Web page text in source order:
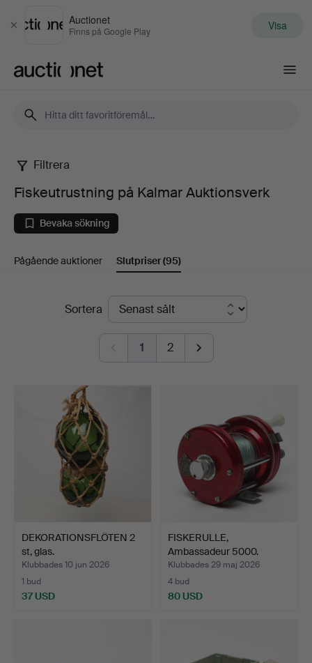
Stäng
Auctionet
Finns på Google Play Visa
Fiskeutrustning
på
Kalmar
Auktionsverk
Filtrera
Fiskeutrustning på Kalmar Auktionsverk
Bevaka sökning
Pågående auktioner Slutpriser(95)
SlutpriserSortera
1 2
DEKORATIONSFLÖTEN 2
st, glas.
Klubbades 10 jun 2026
1 bud
37 USD
FISKERULLE,
Ambassadeur 5000.
Klubbades 29 maj 2026
4 bud
80 USD